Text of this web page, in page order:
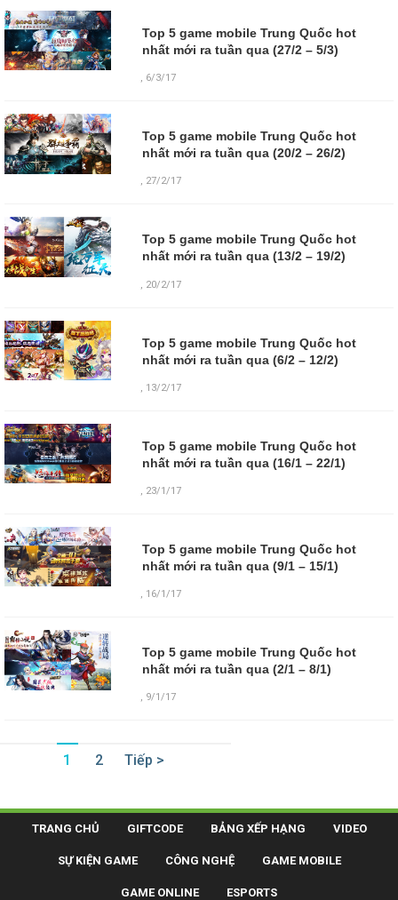
Top 5 game mobile Trung Quốc hot
nhất mới ra tuần qua (27/2 – 5/3)
, 6/3/17
Top 5 game mobile Trung Quốc hot
nhất mới ra tuần qua (20/2 – 26/2)
, 27/2/17
Top 5 game mobile Trung Quốc hot
nhất mới ra tuần qua (13/2 – 19/2)
20/2/17
Top 5 game mobile Trung Quốc hot
nhất mới ra tuần qua (6/2 – 12/2)
, 13/2/17
Top 5 game mobile Trung Quốc hot
nhất mới ra tuần qua (16/1 – 22/1)
, 23/1/17
Top 5 game mobile Trung Quốc hot
nhất mới ra tuần qua (9/1 – 15/1)
, 16/1/17
Top 5 game mobile Trung Quốc hot
nhất mới ra tuần qua (2/1 – 8/1)
, 9/1/17
1 2 Tiếp >
TRANG CHỦ GIFTCODE BẢNG XẾP HẠNG VIDEO
SỰ KIỆN GAME CÔNG NGHỆ GAME MOBILE
GAME ONLINE ESPORTS